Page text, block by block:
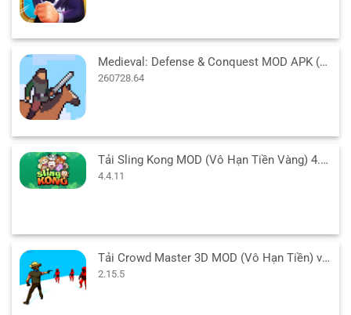
Medieval: Defense & Conquest MOD APK (Vô Hạn Tiền) 260728.64
260728.64
Tải Sling Kong MOD (Vô Hạn Tiền Vàng) 4.4.11 APK cho Android
4.4.11
Tải Crowd Master 3D MOD (Vô Hạn Tiền) v2.15.5 APK
2.15.5